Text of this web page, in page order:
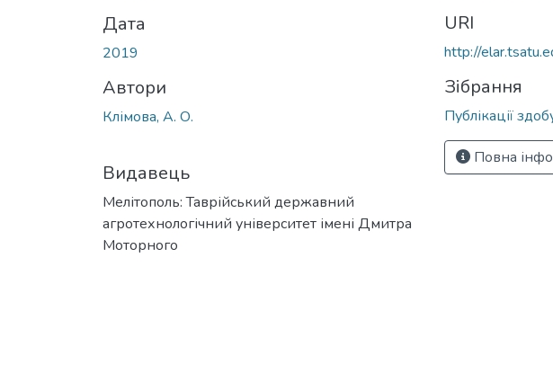
Дата
2019
Автори
Клімова, А. О.
Видавець
Мелітополь: Таврійський державний
агротехнологічний університет імені Дмитра
Моторного
URI
http://
Зібрання
Публікації
Повна